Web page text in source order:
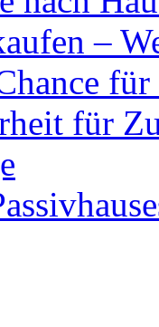
–
für